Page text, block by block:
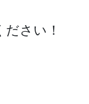
さい！